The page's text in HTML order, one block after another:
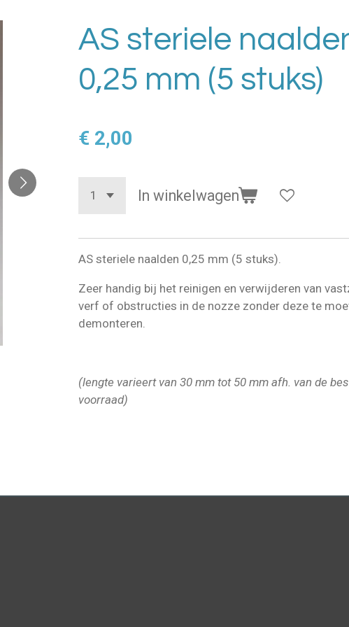
AS steriele
0,25 mm (5 stuks)
€ 2,00
In winkelwagen
AS steriele naalden 0,25 mm (5 stuks).
Zeer handig bij het reinigen en verwijderen van
verf of obstructies in de nozze zonder deze te
demonteren.
(lengte varieert van 30 mm tot 50 mm afh. van de
voorraad)